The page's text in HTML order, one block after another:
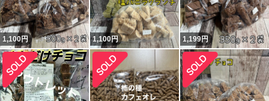
1,100円 1,100円 1,199円